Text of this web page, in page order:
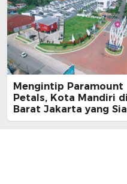
Mengintip Paramount
Petals, Kota Mandiri di
Barat Jakarta yang
Jadi Kota Masa Depan